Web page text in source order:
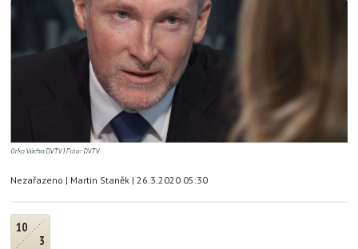
Nezařazeno | Martin Staněk | 26.3.2020 05:30
10
3